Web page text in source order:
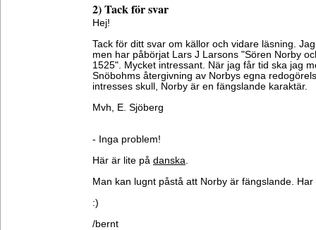
2) Tack för svar
Hej!
Tack för ditt svar om källor och vidare läsning.
men har påbörjat Lars J Larsons "Sören Norby
1525". Mycket intressant. När jag får tid ska jag
Snöbohms återgivning av Norbys egna
intresses skull, Norby är en fängslande karaktär.
Mvh, E. Sjöberg
- Inga problem!
Här är lite på danska.
Man kan lugnt påstå att Norby är fängslande.
:)
/bernt